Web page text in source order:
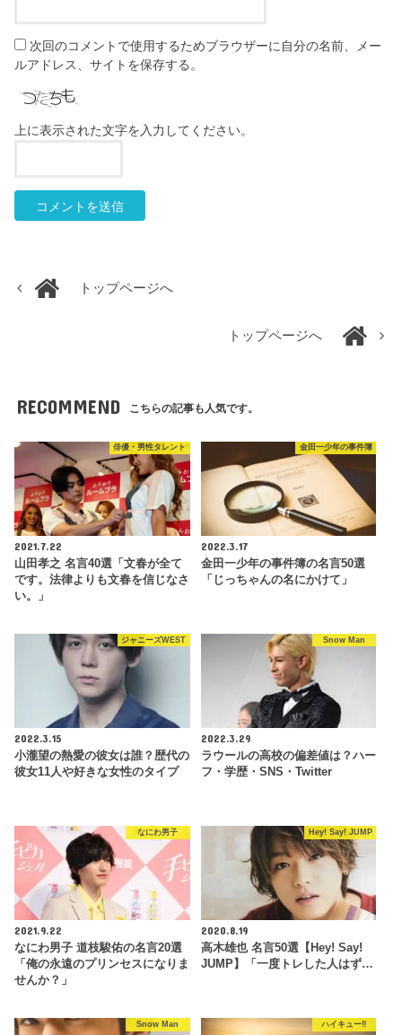
次回のコメントで使用するためブラウザーに自分の名前、メー
ルアドレス、サイトを保存する。
上に表示された文字を入力してください。
トップページへ
トップページへ
RECOMMEND こちらの記事も人気です。
俳優・男性タレント
2021.7.22
山田孝之 名言40選「文春が全て
です。法律よりも文春を信じなさ
い。」
金田一少年の事件簿
2022.3.17
金田一少年の事件簿の名言50選
「じっちゃんの名にかけて」
ジャニーズWEST
2022.3.15
小瀧望の熱愛の彼女は誰？歴代の
彼女11人や好きな女性のタイプ
Snow Man
2022.3.29
ラウールの高校の偏差値は？ハー
フ・学歴・SNS・Twitter
なにわ男子
2021.9.22
なにわ男子 道枝駿佑の名言20選
「俺の永遠のプリンセスになりま
せんか？」
Hey! Say! JUMP
2020.8.19
高木雄也 名言50選【Hey! Say!
JUMP】「一度トレした人はず…
Snow Man ハイキュー‼